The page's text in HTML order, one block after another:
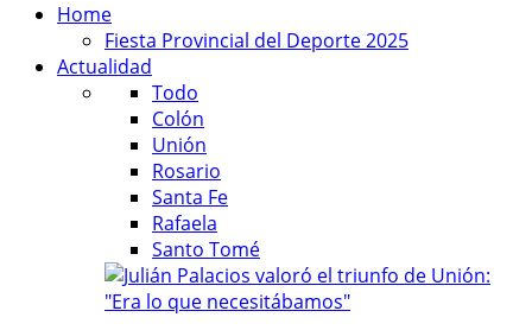
Home
Fiesta Provincial del Deporte 2025
Actualidad
Todo
Colón
Unión
Rosario
Santa Fe
Rafaela
Santo Tomé